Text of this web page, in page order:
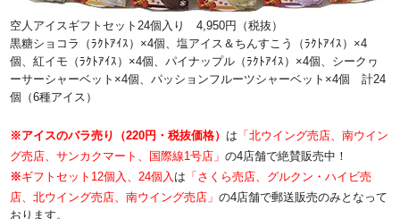
空人アイスギフトセット24個入り 4,950円（税抜）
黒糖ショコラ（ﾗｸﾄｱｲｽ）×4個、塩アイス＆ちんすこう（ﾗｸﾄｱｲｽ）×4
個、紅イモ（ﾗｸﾄｱｲｽ）×4個、パイナップル（ﾗｸﾄｱｲｽ）×4個、シークヮ
ーサーシャーベット×4個、パッションフルーツシャーベット×4個 計24
個（6種アイス）
※アイスのバラ売り（220円・税抜価格） は 「北ウイング売店、南ウイン
グ売店、サンカクマート、国際線1号店」の4店舗で絶賛販売中！
※ギフトセット12個入、24個入 は 「さくら売店、グルクン・ハイビ売
店、北ウイング売店、南ウイング売店」の4店舗で郵送販売のみとなって
おります。